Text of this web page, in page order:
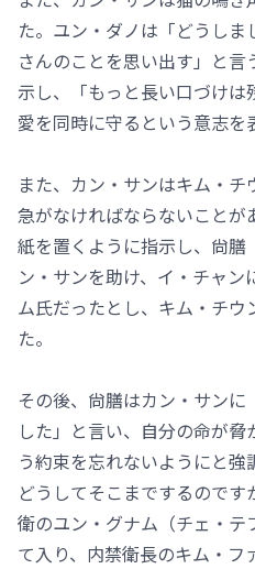
た。ユン・ダノは「どうし
さんのことを思い出す」と
示し、「もっと長い口づけは
愛を同時に守るという意志を
また、カン・サンはキム・
急がなければならないこと
紙を置くように指示し、尙膳
ン・サンを助け、イ・チャ
ム氏だったとし、キム・チ
た。
その後、尙膳はカン・サン
した」と言い、自分の命が
う約束を忘れないようにと
どうしてそこまでするので
衛のユン・グナム（チェ・テ
て入り、内禁衛長のキム・